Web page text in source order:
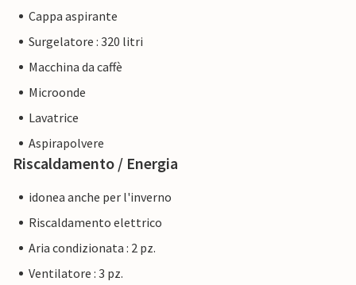
Cappa aspirante
Surgelatore : 320 litri
Macchina da caffè
Microonde
Lavatrice
Aspirapolvere
Riscaldamento / Energia
idonea anche per l'inverno
Riscaldamento elettrico
Aria condizionata : 2 pz.
Ventilatore : 3 pz.